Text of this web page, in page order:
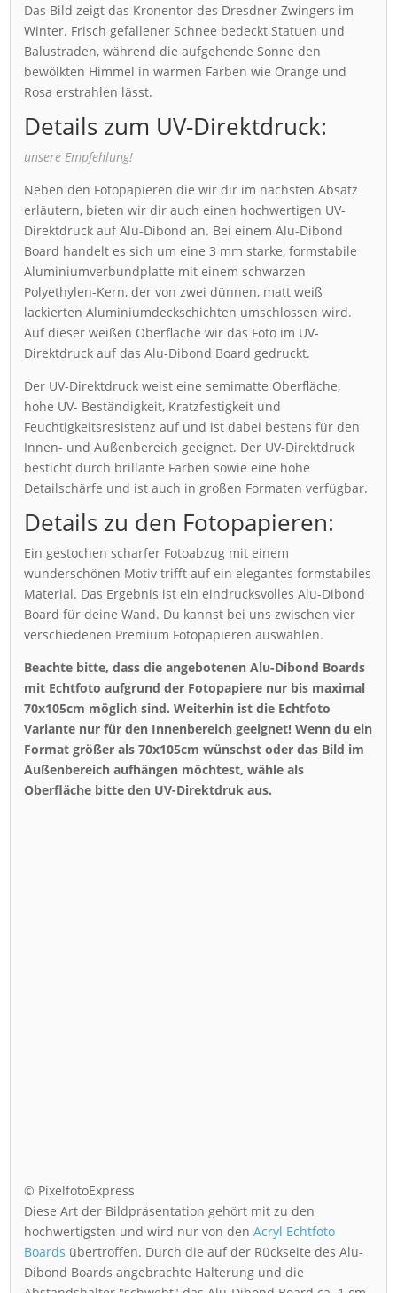
Das Bild zeigt das Kronentor des Dresdner Zwingers im
Winter. Frisch gefallener Schnee bedeckt Statuen und
Balustraden, während die aufgehende Sonne den
bewölkten Himmel in warmen Farben wie Orange und
Rosa erstrahlen lässt.
Details zum UV-Direktdruck:
unsere Empfehlung!
Neben den Fotopapieren die wir dir im nächsten Absatz
erläutern, bieten wir dir auch einen hochwertigen UV-
Direktdruck auf Alu-Dibond an. Bei einem Alu-Dibond
Board handelt es sich um eine 3 mm starke, formstabile
Aluminiumverbundplatte mit einem schwarzen
Polyethylen-Kern, der von zwei dünnen, matt weiß
lackierten Aluminiumdeckschichten umschlossen wird.
Auf dieser weißen Oberfläche wir das Foto im UV-
Direktdruck auf das Alu-Dibond Board gedruckt.
Der UV-Direktdruck weist eine semimatte Oberfläche,
hohe UV- Beständigkeit, Kratzfestigkeit und
Feuchtigkeitsresistenz auf und ist dabei bestens für den
Innen- und Außenbereich geeignet. Der UV-Direktdruck
besticht durch brillante Farben sowie eine hohe
Detailschärfe und ist auch in großen Formaten verfügbar.
Details zu den Fotopapieren:
Ein gestochen scharfer Fotoabzug mit einem
wunderschönen Motiv trifft auf ein elegantes formstabiles
Material. Das Ergebnis ist ein eindrucksvolles Alu-Dibond
Board für deine Wand. Du kannst bei uns zwischen vier
verschiedenen Premium Fotopapieren auswählen.
Beachte bitte, dass die angebotenen Alu-Dibond Boards
mit Echtfoto aufgrund der Fotopapiere nur bis maximal
70x105cm möglich sind. Weiterhin ist die Echtfoto
Variante nur für den Innenbereich geeignet! Wenn du ein
Format größer als 70x105cm wünschst oder das Bild im
Außenbereich aufhängen möchtest, wähle als
Oberfläche bitte den UV-Direktdruk aus.
© PixelfotoExpress
Diese Art der Bildpräsentation gehört mit zu den
hochwertigsten und wird nur von denAcryl Echtfoto
Boards übertroffen. Durch die auf der Rückseite des Alu-
Dibond Boards angebrachte Halterung und die